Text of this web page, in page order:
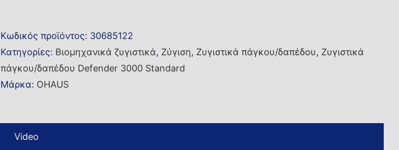
i-
D33P60B1L5-
M
ποσότητα
Κωδικός προϊόντος: 30685122
Κατηγορίες: Βιομηχανικά ζυγιστικά, Ζύγιση, Ζυγιστικά πάγκου/δαπέδου, Ζυγιστικά
πάγκου/δαπέδου Defender 3000 Standard
Μάρκα: OHAUS
Video